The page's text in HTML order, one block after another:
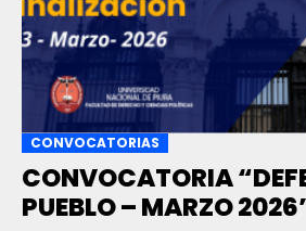
CONVOCATORIAS
CONVOCATORIA
PUEBLO – MARZO